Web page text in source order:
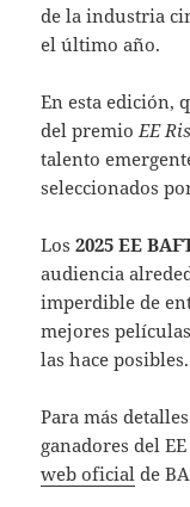
de la industria
el último año.
En esta edición,
del premio EE
talento
seleccionados
Los 2025 EE
audiencia
imperdible de
mejores
las hace posibles.
Para más
ganadores del
web oficial de